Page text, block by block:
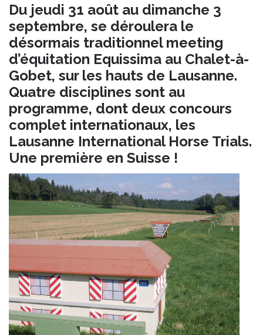
Du jeudi 31 août au dimanche 3
septembre, se déroulera le
désormais traditionnel meeting
d’équitation Equissima au Chalet-à-
Gobet, sur les hauts de Lausanne.
Quatre disciplines sont au
programme, dont deux concours
complet internationaux, les
Lausanne International Horse Trials.
Une première en Suisse !